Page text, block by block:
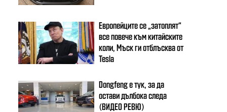
Европейците се „затоплят“
все повече към китайските
коли, Мъск ги отблъсква от
Tesla
Dongfeng e тук, за да
остави дълбока следа
(ВИДЕО РЕВЮ)